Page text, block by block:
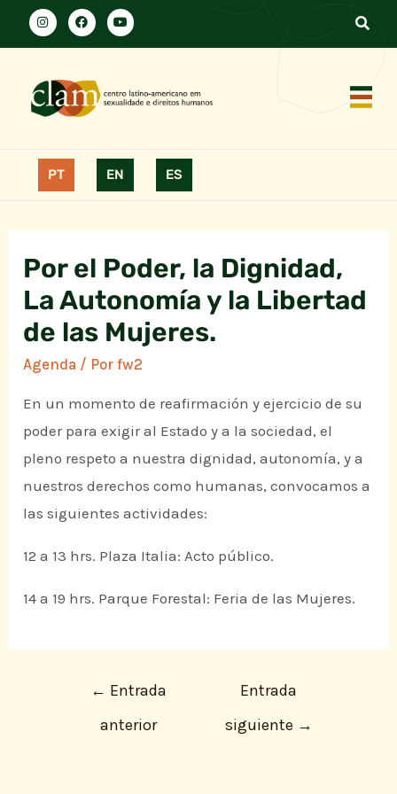
PT EN ES
Por el Poder, la Dignidad,
La Autonomía y la Libertad
de las Mujeres.
Agenda / Porfw2
En un momento de reafirmación y ejercicio de su
poder para exigir al Estado y a la sociedad, el
pleno respeto a nuestra dignidad, autonomía, y a
nuestros derechos como humanas, convocamos a
las siguientes actividades:
12 a 13 hrs. Plaza Italia: Acto público.
14 a 19 hrs. Parque Forestal: Feria de las Mujeres.
← Entrada
anterior
Entrada
siguiente →